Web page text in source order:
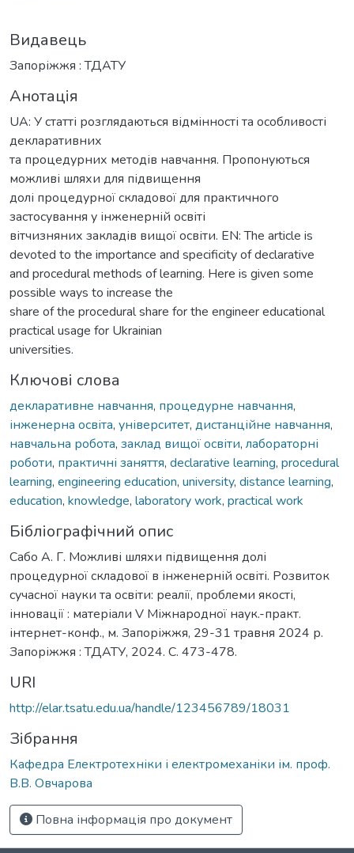
Видавець
Запоріжжя : ТДАТУ
Анотація
UA: У статті розглядаються відмінності та особливості
декларативних
та процедурних методів навчання. Пропонуються
можливі шляхи для підвищення
долі процедурної складової для практичного
застосування у інженерній освіті
вітчизняних закладів вищої освіти. EN: The article is
devoted to the importance and specificity of declarative
and procedural methods of learning. Here is given some
possible ways to increase the
share of the procedural share for the engineer educational
practical usage for Ukrainian
universities.
Ключові слова
декларативне навчання, процедурне навчання,
інженерна освіта, університет, дистанційне навчання,
навчальна робота, заклад вищої освіти, лабораторні
роботи, практичні заняття, declarative learning, procedural
learning, engineering education, university, distance learning,
education, knowledge, laboratory work, practical work
Бібліографічний опис
Сабо А. Г. Можливі шляхи підвищення долі
процедурної складової в інженерній освіті. Розвиток
сучасної науки та освіти: реалії, проблеми якості,
інновації : матеріали V Міжнародної наук.-практ.
інтернет-конф., м. Запоріжжя, 29-31 травня 2024 р.
Запоріжжя : ТДАТУ, 2024. С. 473-478.
URI
http://elar.tsatu.edu.ua/handle/123456789/18031
Зібрання
Кафедра Електротехніки і електромеханіки ім. проф.
В.В. Овчарова
Повна інформація про документ